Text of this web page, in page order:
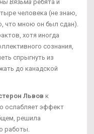
Вязьма ребята и
человека (не знаю,
что мною он был сдан).
хотя иногда
сознания,
спрыгнуть из
до канадской
Львов к
ослабляет эффект
решила
работы.